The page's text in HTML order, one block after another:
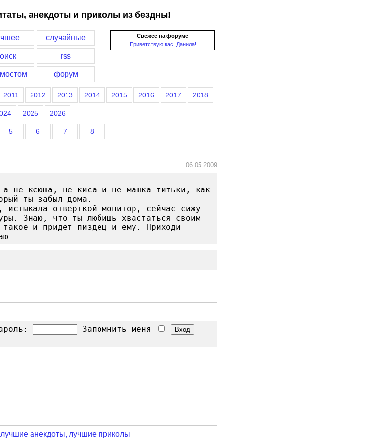
анекдоты и приколы из бездны!
Свежее на форуме
Приветствую вас, Данила!
случайные
rss
форум
2011 2012 2013 2014 2015 2016 2017 2018
2025 2026
5 6 7 8
06.05.2009
не ксюша, не киса и не машка_титьки, как
ты забыл дома.
истыкала отверткой монитор, сейчас сижу
Знаю, что ты любишь хвастаться своим
и придет пиздец и ему. Приходи
Запомнить меня
анекдоты, лучшие приколы